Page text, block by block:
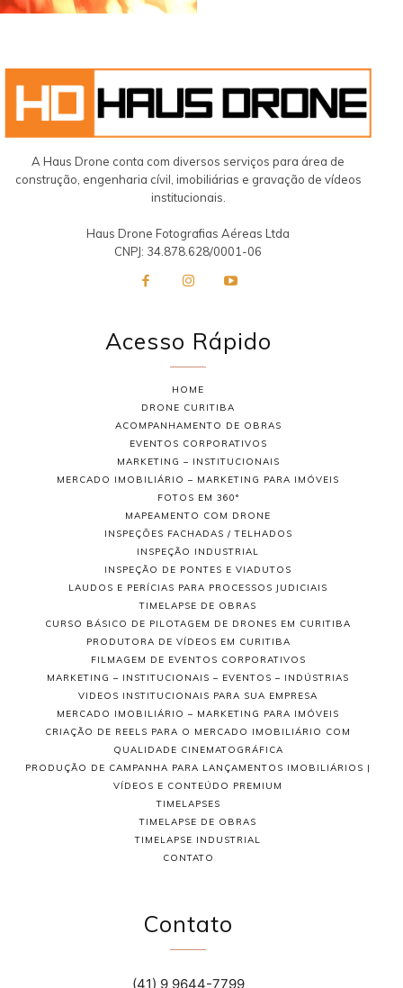
A Haus Drone conta com diversos serviços para área de
construção, engenharia cívil, imobiliárias e gravação de vídeos
institucionais.
Haus Drone Fotografias Aéreas Ltda
CNPJ: 34.878.628/0001-06
Acesso Rápido
HOME
DRONE CURITIBA
ACOMPANHAMENTO DE OBRAS
EVENTOS CORPORATIVOS
MARKETING – INSTITUCIONAIS
MERCADO IMOBILIÁRIO – MARKETING PARA IMÓVEIS
FOTOS EM 360°
MAPEAMENTO COM DRONE
INSPEÇÕES FACHADAS / TELHADOS
INSPEÇÃO INDUSTRIAL
INSPEÇÃO DE PONTES E VIADUTOS
LAUDOS E PERÍCIAS PARA PROCESSOS JUDICIAIS
TIMELAPSE DE OBRAS
CURSO BÁSICO DE PILOTAGEM DE DRONES EM CURITIBA
PRODUTORA DE VÍDEOS EM CURITIBA
FILMAGEM DE EVENTOS CORPORATIVOS
MARKETING – INSTITUCIONAIS – EVENTOS – INDÚSTRIAS
VIDEOS INSTITUCIONAIS PARA SUA EMPRESA
MERCADO IMOBILIÁRIO – MARKETING PARA IMÓVEIS
CRIAÇÃO DE REELS PARA O MERCADO IMOBILIÁRIO COM
QUALIDADE CINEMATOGRÁFICA
PRODUÇÃO DE CAMPANHA PARA LANÇAMENTOS IMOBILIÁRIOS |
VÍDEOS E CONTEÚDO PREMIUM
TIMELAPSES
TIMELAPSE DE OBRAS
TIMELAPSE INDUSTRIAL
CONTATO
Contato
(41) 9 9644-7799